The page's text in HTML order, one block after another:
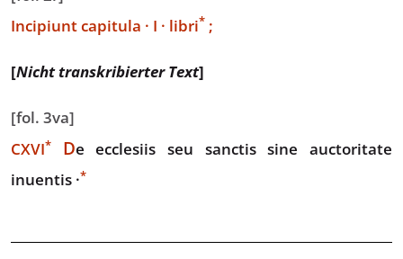
Incipiunt capitula · I · libri* ;
[Nicht transkribierter Text]
[fol. 3va]
CXVI* De ecclesiis seu sanctis sine auctoritate
inuentis ·*